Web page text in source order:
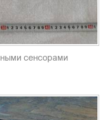
сенсорами